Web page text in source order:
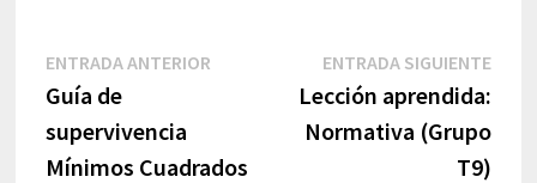
Navegación
entradas
ENTRADA ANTERIOR
Guía de
supervivencia
Mínimos Cuadrados
ENTRADA SIGUIENTE
Lección aprendida:
Normativa (Grupo
T9)